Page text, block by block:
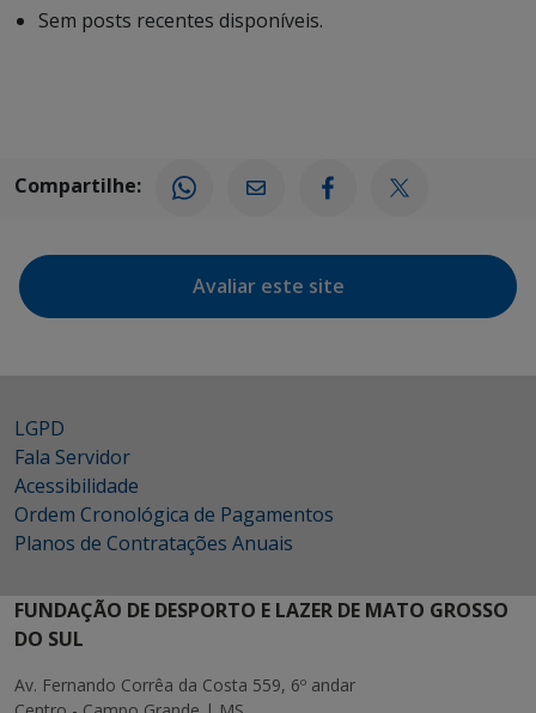
Sem posts recentes disponíveis.
Compartilhe:
Avaliar este site
LGPD
Fala Servidor
Acessibilidade
Ordem Cronológica de Pagamentos
Planos de Contratações Anuais
FUNDAÇÃO DE DESPORTO E LAZER DE MATO GROSSO
DO SUL
Av. Fernando Corrêa da Costa 559, 6º andar